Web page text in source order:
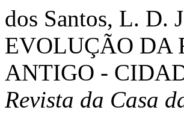
dos Santos, L. D.
EVOLUÇÃO DA
ANTIGO -
Revista da Casa